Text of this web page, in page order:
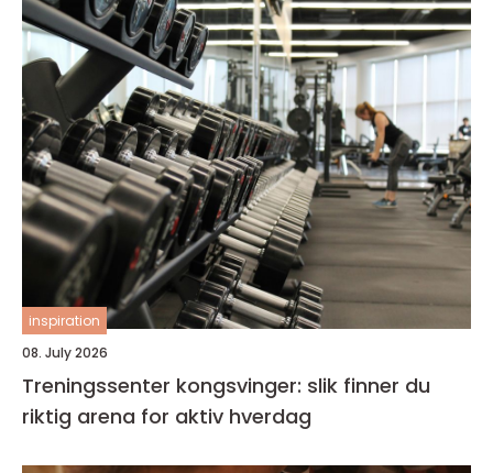
inspiration
08. July 2026
Treningssenter kongsvinger: slik finner du
riktig arena for aktiv hverdag